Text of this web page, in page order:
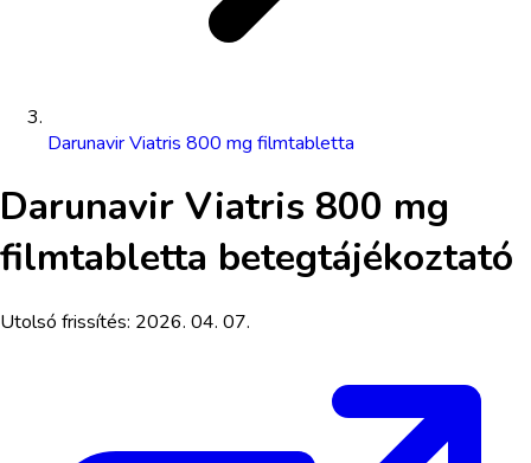
Darunavir Viatris 800 mg filmtabletta
Darunavir Viatris 800 mg
filmtabletta betegtájékoztató
Utolsó frissítés: 2026. 04. 07.